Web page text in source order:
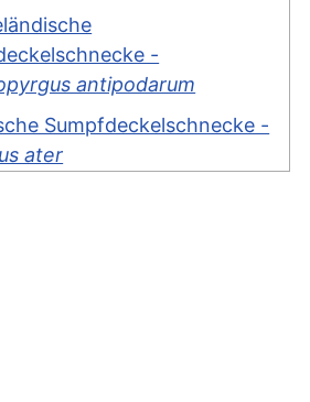
-
antipodarum
Sumpfdeckelschnecke -
ater